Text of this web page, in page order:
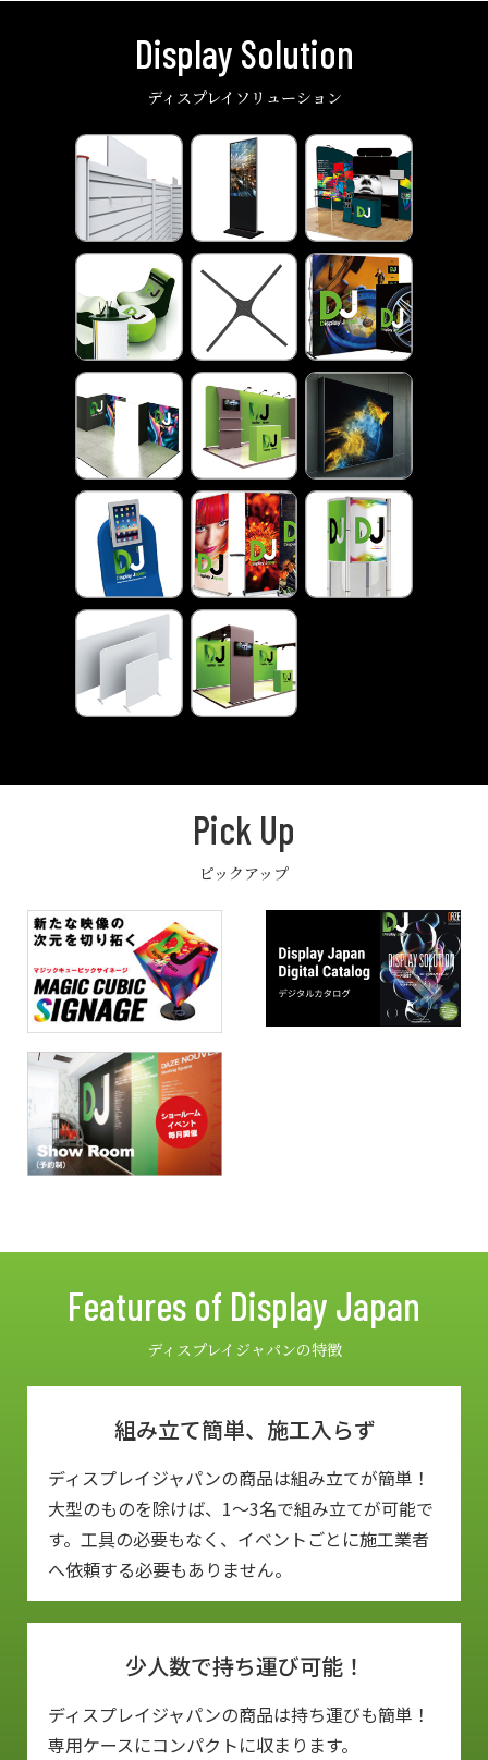
Display Solution
ディスプレイソリューション
Pick Up
ピックアップ
Features of Display Japan
ディスプレイジャパンの特徴
組み立て簡単、施工入らず
ディスプレイジャパンの商品は組み立てが簡単！
大型のものを除けば、1〜3名で組み立てが可能で
す。​工具の必要もなく、イベントごとに施工業者
へ依頼する必要もありません。
少人数で持ち運び可能！
ディスプレイジャパンの商品は持ち運びも簡単！
専用ケースにコンパクトに収まります。